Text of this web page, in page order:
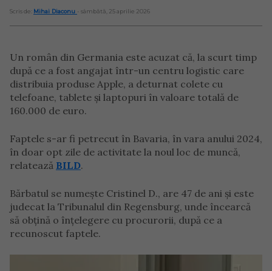
Scris de: Mihai Diaconu - sâmbătă, 25 aprilie 2026
Un român din Germania este acuzat că, la scurt timp
după ce a fost angajat într-un centru logistic care
distribuia produse Apple, a deturnat colete cu
telefoane, tablete și laptopuri în valoare totală de
160.000 de euro.
Faptele s-ar fi petrecut în Bavaria, în vara anului 2024,
în doar opt zile de activitate la noul loc de muncă,
relatează BILD.
Bărbatul se numește Cristinel D., are 47 de ani și este
judecat la Tribunalul din Regensburg, unde încearcă
să obțină o înțelegere cu procurorii, după ce a
recunoscut faptele.